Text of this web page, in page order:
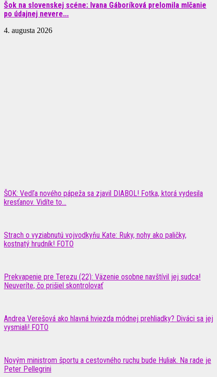
Šok na slovenskej scéne: Ivana Gáboríková prelomila mlčanie
po údajnej nevere...
4. augusta 2026
ŠOK: Vedľa nového pápeža sa zjavil DIABOL! Fotka, ktorá vydesila
kresťanov. Vidíte to...
Strach o vyziabnutú vojvodkyňu Kate: Ruky, nohy ako paličky,
kostnatý hrudník! FOTO
Prekvapenie pre Terezu (22): Väzenie osobne navštívil jej sudca!
Neuveríte, čo prišiel skontrolovať
Andrea Verešová ako hlavná hviezda módnej prehliadky? Diváci sa jej
vysmiali! FOTO
Novým ministrom športu a cestovného ruchu bude Huliak. Na rade je
Peter Pellegrini